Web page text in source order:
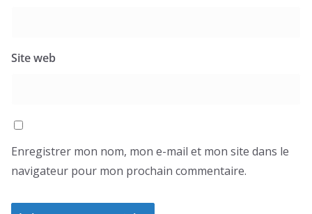
Site web
Enregistrer mon nom, mon e-mail et mon site dans le
navigateur pour mon prochain commentaire.